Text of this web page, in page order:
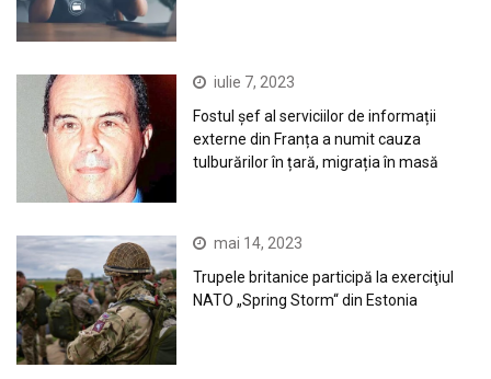
iulie 7, 2023
Fostul șef al serviciilor de informații
externe din Franța a numit cauza
tulburărilor în țară, migrația în masă
mai 14, 2023
Trupele britanice participă la exerciţiul
NATO „Spring Storm“ din Estonia